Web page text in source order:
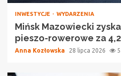
INWESTYCJE WYDARZENIA
Mińsk Mazowiecki
pieszo-rowerowe za
Anna Kozłowska 28 lipca 2026